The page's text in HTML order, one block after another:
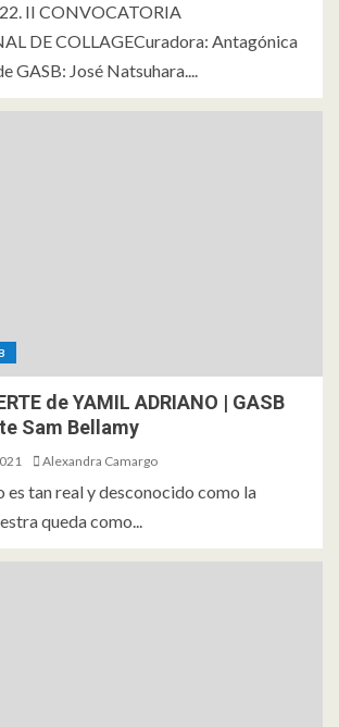
II CONVOCATORIA
DE COLLAGECuradora: Antagónica
GASB: José Natsuhara....
de YAMIL ADRIANO | GASB
Sam Bellamy
Alexandra Camargo
es tan real y desconocido como la
queda como...